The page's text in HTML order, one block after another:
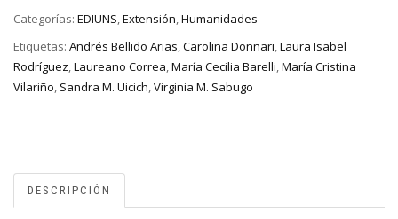
Categorías: EDIUNS,Extensión,Humanidades
Etiquetas: Andrés Bellido Arias,Carolina Donnari,Laura Isabel
Rodríguez,Laureano Correa,María Cecilia Barelli,María Cristina
Vilariño, Sandra M. Uicich,Virginia M. Sabugo
DESCRIPCIÓN